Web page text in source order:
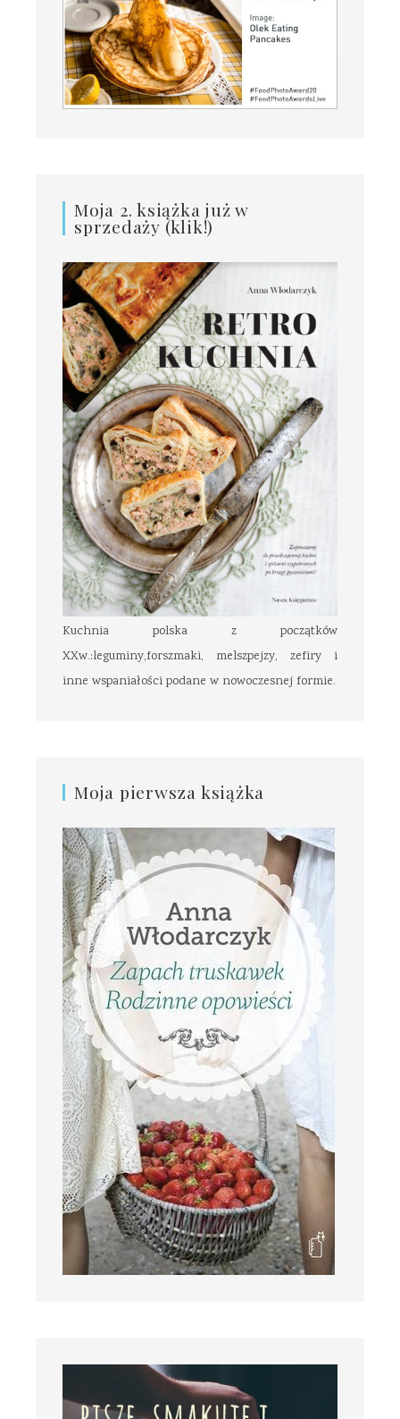
Moja 2. książka już w
sprzedaży (klik!)
Kuchnia polska z początków
XXw.:leguminy,forszmaki, melszpejzy, zefiry i
inne wspaniałości podane w nowoczesnej formie.
Moja pierwsza książka